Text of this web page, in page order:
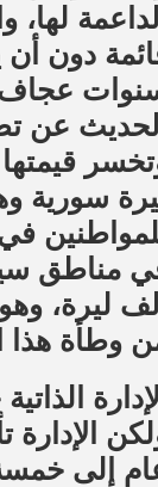
الداعمة
دون
عجاف
الحديث عن
سورية
مناطق
ألف ليرة،
وطأة هذا
الإدارة
إلى